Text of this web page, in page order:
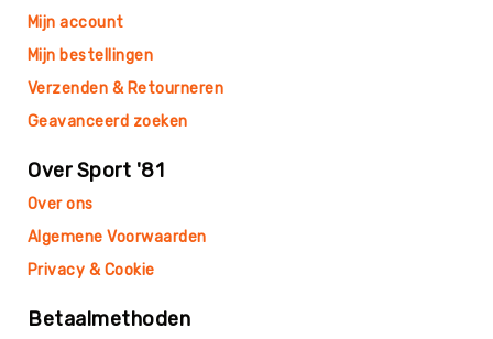
Kin-
Ball
&
Klimmen
Knotshockey
Lacrosse
(MTB)
Mijn account
Mijn bestellingen
Verzenden & Retourneren
Geavanceerd zoeken
Over Sport '81
Over ons
Algemene Voorwaarden
Privacy & Cookie
Betaalmethoden